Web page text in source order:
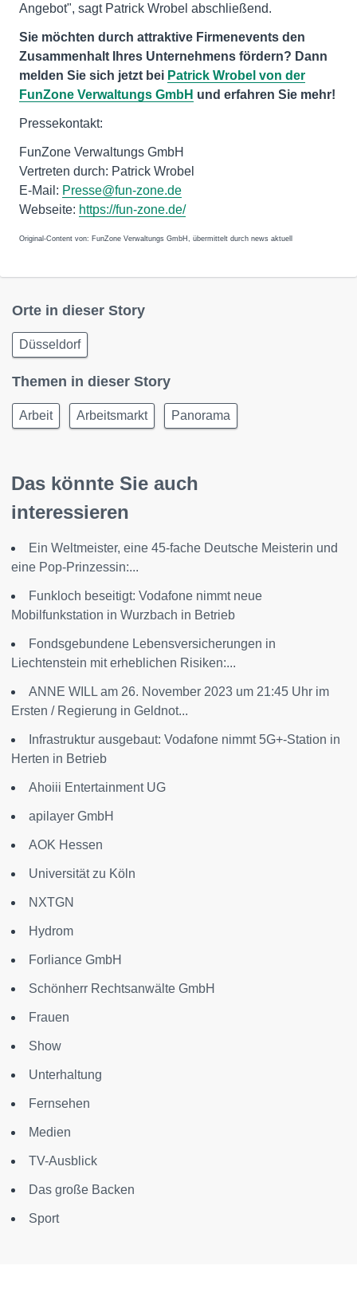
Angebot", sagt Patrick Wrobel abschließend.
Sie möchten durch attraktive Firmenevents den
Zusammenhalt Ihres Unternehmens fördern? Dann
melden Sie sich jetzt bei Patrick Wrobel von der
FunZone Verwaltungs GmbH und erfahren Sie mehr!
Pressekontakt:
FunZone Verwaltungs GmbH
Vertreten durch: Patrick Wrobel
E-Mail: Presse@fun-zone.de
Webseite: https://fun-zone.de/
Original-Content von: FunZone Verwaltungs GmbH, übermittelt durch news aktuell
Orte in dieser Story
Düsseldorf
Themen in dieser Story
Arbeit Arbeitsmarkt Panorama
Das könnte Sie auch
interessieren
Ein Weltmeister, eine 45-fache Deutsche Meisterin und
eine Pop-Prinzessin:...
Funkloch beseitigt: Vodafone nimmt neue
Mobilfunkstation in Wurzbach in Betrieb
Fondsgebundene Lebensversicherungen in
Liechtenstein mit erheblichen Risiken:...
ANNE WILL am 26. November 2023 um 21:45 Uhr im
Ersten / Regierung in Geldnot...
Infrastruktur ausgebaut: Vodafone nimmt 5G+-Station in
Herten in Betrieb
Ahoiii Entertainment UG
apilayer GmbH
AOK Hessen
Universität zu Köln
NXTGN
Hydrom
Forliance GmbH
Schönherr Rechtsanwälte GmbH
Frauen
Show
Unterhaltung
Fernsehen
Medien
TV-Ausblick
Das große Backen
Sport